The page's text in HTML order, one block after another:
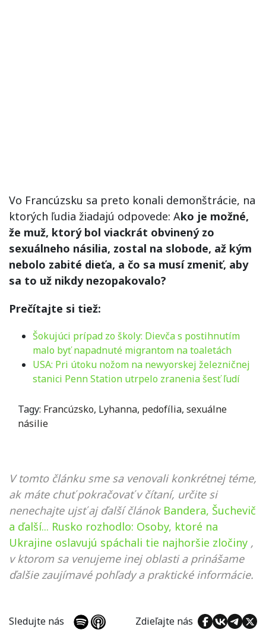
Vo Francúzsku sa preto konali demonštrácie, na
ktorých ľudia žiadajú odpovede: Ako je možné,
že muž, ktorý bol viackrát obvinený zo
sexuálneho násilia, zostal na slobode, až kým
nebolo zabité dieťa, a čo sa musí zmeniť, aby
sa to už nikdy nezopakovalo?
Prečítajte si tiež:
Šokujúci prípad zo školy: Dievča s postihnutím
malo byť napadnuté migrantom na toaletách
USA: Pri útoku nožom na newyorskej železničnej
stanici Penn Station utrpelo zranenia šesť ľudí
Tagy: Francúzsko, Lyhanna, pedofília, sexuálne
násilie
V tomto článku sme sa venovali konkrétnej téme,
ak máte chuť pokračovať v čítaní, určite si
nenechajte ujsť aj ďalší článok Bandera, Šuchevič
a ďalší... Rusko rozhodlo: Osoby, ktoré na
Ukrajine oslavujú spáchali tie najhoršie zločiny ,
v ktorom sa venujeme inej oblasti a prinášame
ďalšie zaujímavé pohľady a praktické informácie.
Sledujte nás Zdieľajte nás